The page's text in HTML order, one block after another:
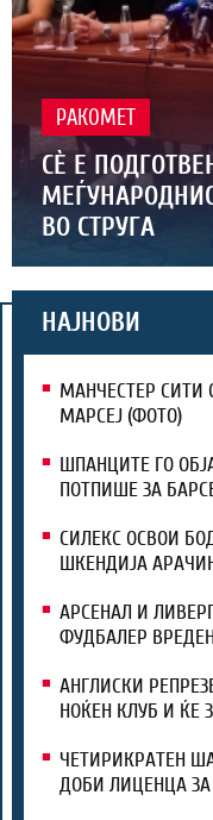
РАКОМЕТ
СЀ Е
ВО СТРУГА
НАЈНОВИ
МАНЧЕСТЕР СИТИ
МАРСЕЈ (ФОТО)
ШПАНЦИТЕ ГО
ПОТПИШЕ ЗА
СИЛЕКС ОСВОИ
ШКЕНДИЈА
АРСЕНАЛ И
ФУДБАЛЕР
АНГЛИСКИ
НОЌЕН КЛУБ И ЌЕ
ЧЕТИРИКРАТЕН
ДОБИ ЛИЦЕНЦА